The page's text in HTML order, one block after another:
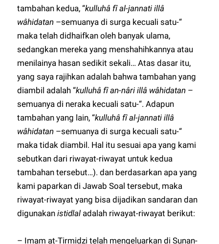
tambahan kedua, “kulluhâ fî al-jannati illâ
wâhidatan –semuanya di surga kecuali satu-“
maka telah didhaifkan oleh banyak ulama,
sedangkan mereka yang menshahihkannya atau
menilainya hasan sedikit sekali… Atas dasar itu,
yang saya rajihkan adalah bahwa tambahan yang
diambil adalah “kulluhâ fî an-nâri illâ wâhidatan –
semuanya di neraka kecuali satu-“. Adapun
tambahan yang lain, “kulluhâ fî al-jannati illâ
wâhidatan –semuanya di surga kecuali satu-“
maka tidak diambil. Hal itu sesuai apa yang kami
sebutkan dari riwayat-riwayat untuk kedua
tambahan tersebut…). dan berdasarkan apa yang
kami paparkan di Jawab Soal tersebut, maka
riwayat-riwayat yang bisa dijadikan sandaran dan
digunakanistidlal adalah riwayat-riwayat berikut:
– Imam at-Tirmidzi telah mengeluarkan di Sunan-